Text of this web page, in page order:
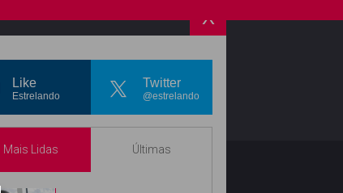
X
Like
Estrelando
Twitter
@estrelando
Mais Lidas Últimas
INSTAGRAM